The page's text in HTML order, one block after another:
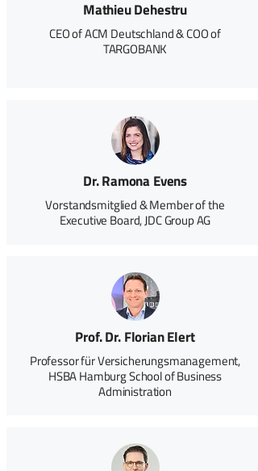
Mathieu Dehestru
CEO of ACM Deutschland & COO of
TARGOBANK
Dr. Ramona Evens
Vorstandsmitglied & Member of the
Executive Board, JDC Group AG
Prof. Dr. Florian Elert
Professor für Versicherungsmanagement,
HSBA Hamburg School of Business
Administration